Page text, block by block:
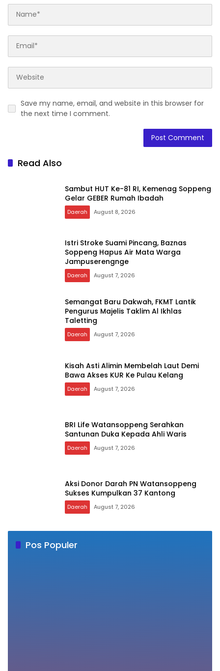
Save my name, email, and website in this browser for
the next time I comment.
Read Also
Sambut HUT Ke-81 RI, Kemenag Soppeng
Gelar GEBER Rumah Ibadah
Daerah August 8, 2026
Istri Stroke Suami Pincang, Baznas
Soppeng Hapus Air Mata Warga
Jampuserengnge
Daerah August 7, 2026
Semangat Baru Dakwah, FKMT Lantik
Pengurus Majelis Taklim Al Ikhlas
Taletting
Daerah August 7, 2026
Kisah Asti Alimin Membelah Laut Demi
Bawa Akses KUR Ke Pulau Kelang
Daerah August 7, 2026
BRI Life Watansoppeng Serahkan
Santunan Duka Kepada Ahli Waris
Daerah August 7, 2026
Aksi Donor Darah PN Watansoppeng
Sukses Kumpulkan 37 Kantong
Daerah August 7, 2026
Pos Populer